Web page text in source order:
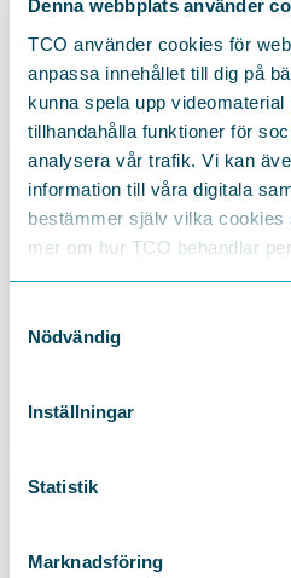
Denna webbplats använder
TCO använder cookies för
anpassa innehållet till dig på
kunna spela upp
tillhandahålla funktioner för
analysera vår trafik. Vi kan
information till våra digitala
bestämmer själv vilka cookies
mer om hur TCO behandlar
integritetspolicyhttps://
Nödvändig
Inställningar
Statistik
Marknadsföring